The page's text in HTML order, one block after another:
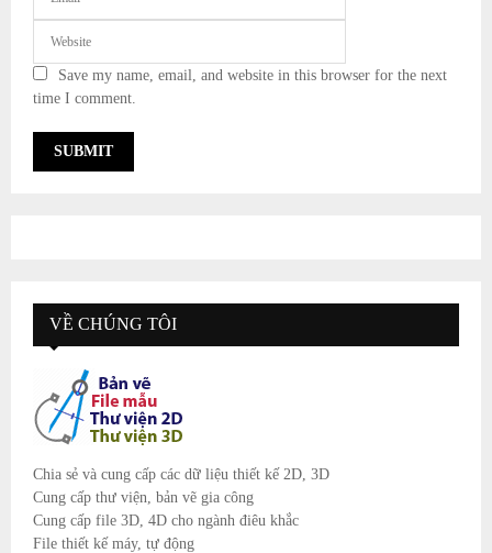
Save my name, email, and website in this browser for the next
time I comment.
VỀ CHÚNG TÔI
Chia sẻ và cung cấp các dữ liệu thiết kế 2D, 3D
Cung cấp thư viện, bản vẽ gia công
Cung cấp file 3D, 4D cho ngành điêu khắc
File thiết kế máy, tự động